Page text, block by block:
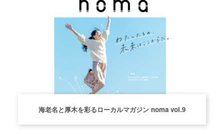
海老名と厚木を彩るローカルマガジン noma vol.9